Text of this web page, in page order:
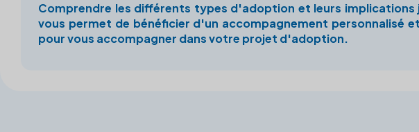
Comprendre les différents types d'adoption et leurs implications
vous permet de bénéficier d'un accompagnement personnalisé
pour vous accompagner dans votre projet d'adoption.